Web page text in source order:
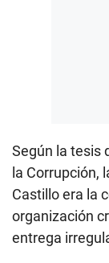
Según la tesis
la Corrupción,
Castillo era la
organización
entrega